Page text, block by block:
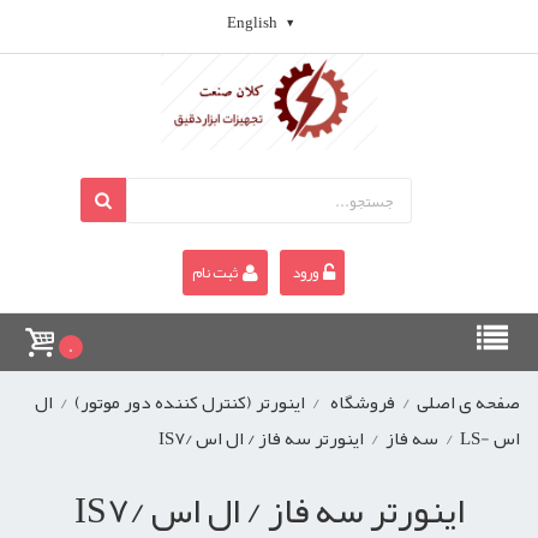
English
ورود ثبت نام
0
صفحه ی اصلی / فروشگاه / اینورتر (کنترل کننده دور موتور) / ال
اس -LS
/ سه فاز / اینورتر سه فاز / ال اس /IS7
اینورتر سه فاز / ال اس /IS7